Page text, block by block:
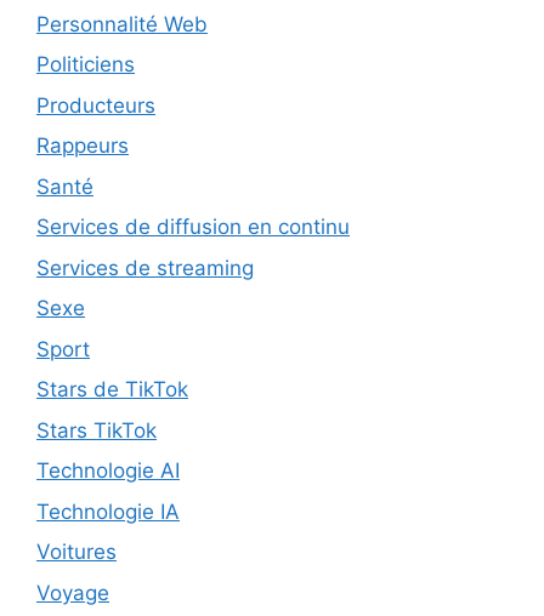
Personnalité Web
Politiciens
Producteurs
Rappeurs
Santé
Services de diffusion en continu
Services de streaming
Sexe
Sport
Stars de TikTok
Stars TikTok
Technologie AI
Technologie IA
Voitures
Voyage